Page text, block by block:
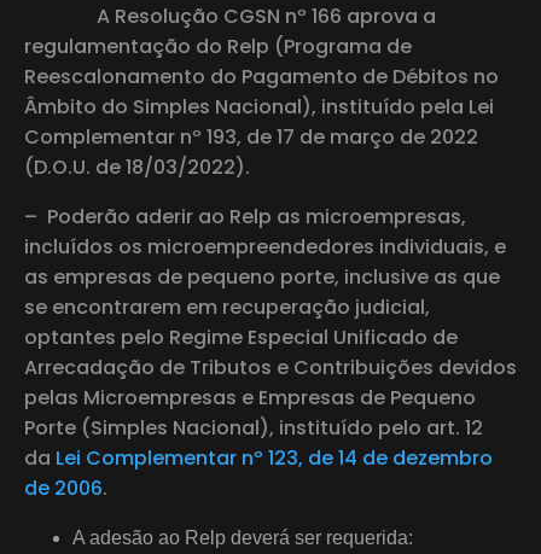
A Resolução CGSN nº 166 aprova a
regulamentação do Relp (Programa de
Reescalonamento do Pagamento de Débitos no
Âmbito do Simples Nacional), instituído pela Lei
Complementar nº 193, de 17 de março de 2022
(D.O.U. de 18/03/2022).
– Poderão aderir ao Relp as microempresas,
incluídos os microempreendedores individuais, e
as empresas de pequeno porte, inclusive as que
se encontrarem em recuperação judicial,
optantes pelo Regime Especial Unificado de
Arrecadação de Tributos e Contribuições devidos
pelas Microempresas e Empresas de Pequeno
Porte (Simples Nacional), instituído pelo art. 12
da Lei Complementar nº 123, de 14 de dezembro
de 2006.
A adesão ao Relp deverá ser requerida: